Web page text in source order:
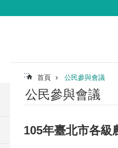
::: 首頁 公民參與會議
公民參與會議
105年臺北市各級